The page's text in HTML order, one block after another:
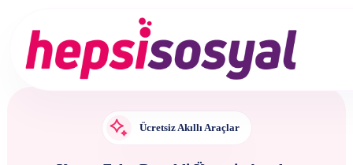
Servisler
Ücretsiz Akıllı Araçlar